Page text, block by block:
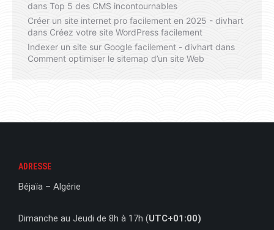
dans Top 5 des CMS incontournables
Créer un site internet pro facilement en 2025 - divhart
dans Créez votre site WordPress facilement
Indexer un site sur Google facilement - divhart dans
Comment optimiser le sitemap d’un site Web
ADRESSE
Béjaïa – Algérie
Dimanche au Jeudi de 8h à 17h (UTC+01:00)